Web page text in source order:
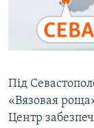
ДЕПОРТАЦІЯ
ВІДЕОУРОКИ
УКРАЇНСЬКА
ІНФОГРАФІКА
ЯК ОБІЙТИ
Русский
Qırımtatar
ДОЛУЧАЙСЯ!
Під
«Вязовая
Центр